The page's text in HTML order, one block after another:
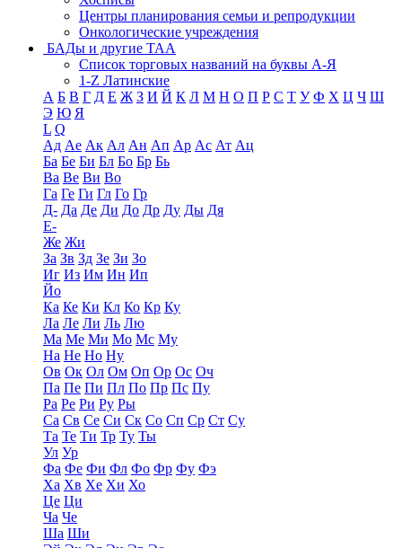
Центры планирования семьи и репродукции
Онкологические учреждения
БАДы и другие ТАА
Список торговых названий на буквы А-Я
1-Z Латинские
А Б В Г Д Е Ж З И Й К Л М Н О П Р С Т У Ф Х Ц Ч Ш
Э Ю Я
L Q
Ад Ае Ак Ал Ан Ап Ар Ас Ат Ац
Ба Бе Би Бл Бо Бр Бь
Ва Ве Ви Во
Га Ге Ги Гл Го Гр
Д- Да Де Ди До Др Ду Ды Дя
Е-
Же Жи
За Зв Зд Зе Зи Зо
Иг Из Им Ин Ип
Йо
Ка Ке Ки Кл Ко Кр Ку
Ла Ле Ли Ль Лю
Ма Ме Ми Мо Мс Му
На Не Но Ну
Ов Ок Ол Ом Оп Ор Ос Оч
Па Пе Пи Пл По Пр Пс Пу
Ра Ре Ри Ру Ры
Са Св Се Си Ск Со Сп Ср Ст Су
Та Те Ти Тр Ту Ты
Ул Ур
Фа Фе Фи Фл Фо Фр Фу Фэ
Ха Хв Хе Хи Хо
Це Ци
Ча Че
Ша Ши